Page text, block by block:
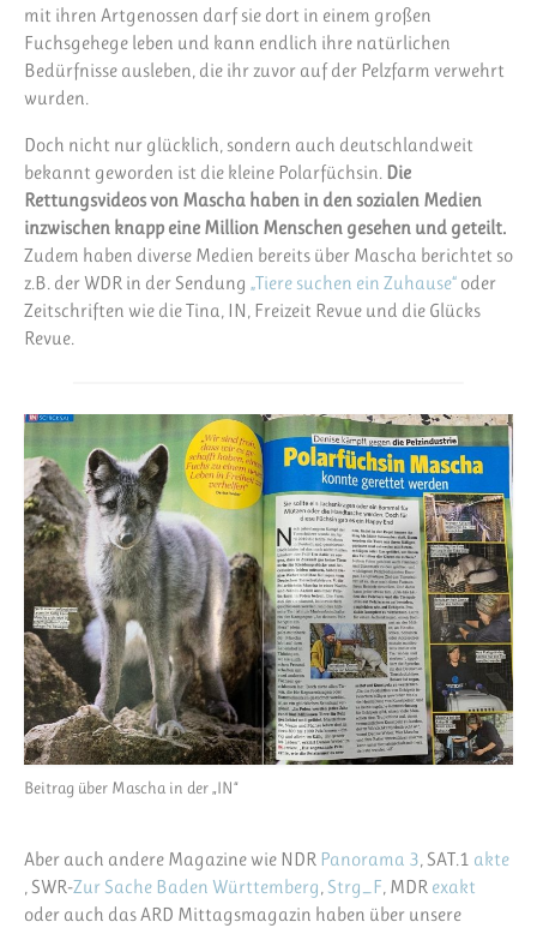
mit ihren Artgenossen darf sie dort in einem großen
Fuchsgehege leben und kann endlich ihre natürlichen
Bedürfnisse ausleben, die ihr zuvor auf der Pelzfarm verwehrt
wurden.
Doch nicht nur glücklich, sondern auch deutschlandweit
bekannt geworden ist die kleine Polarfüchsin. Die
Rettungsvideos von Mascha haben in den sozialen Medien
inzwischen knapp eine Million Menschen gesehen und geteilt.
Zudem haben diverse Medien bereits über Mascha berichtet so
z.B. der WDR in der Sendung „Tiere suchen ein Zuhause“ oder
Zeitschriften wie die Tina, IN, Freizeit Revue und die Glücks
Revue.
Beitrag über Mascha in der „IN“
Aber auch andere Magazine wie NDR Panorama 3 , SAT.1 akte
, SWR-Zur Sache Baden Württemberg Strg_F , MDR exakt
oder auch das ARD Mittagsmagazin haben über unsere